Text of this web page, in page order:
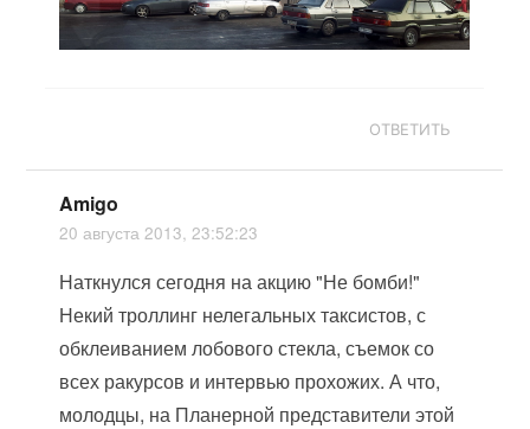
ОТВЕТИТЬ
Amigo
20 августа 2013, 23:52:23
Наткнулся сегодня на акцию "Не бомби!"
Некий троллинг нелегальных таксистов, с
обклеиванием лобового стекла, съемок со
всех ракурсов и интервью прохожих. А что,
молодцы, на Планерной представители этой